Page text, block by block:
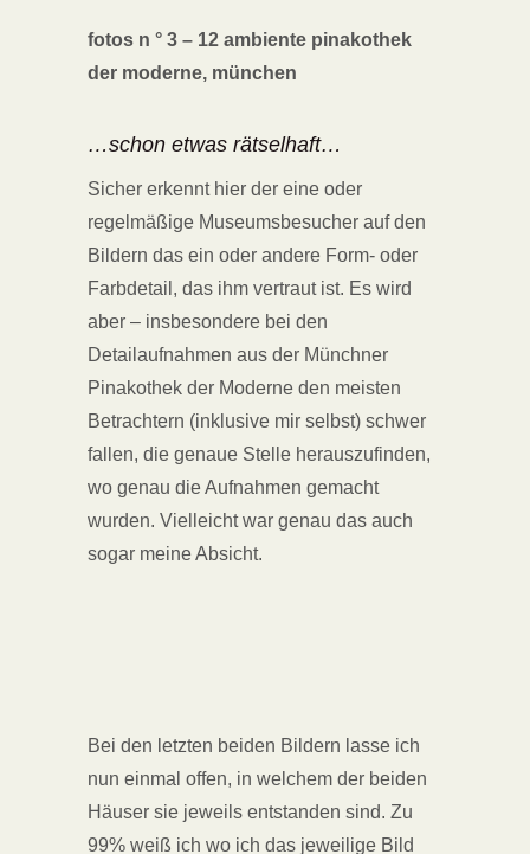
fotos n ° 3 – 12 ambiente pinakothek
der moderne, münchen
…schon etwas rätselhaft…
Sicher erkennt hier der eine oder
regelmäßige Museumsbesucher auf den
Bildern das ein oder andere Form- oder
Farbdetail, das ihm vertraut ist. Es wird
aber – insbesondere bei den
Detailaufnahmen aus der Münchner
Pinakothek der Moderne den meisten
Betrachtern (inklusive mir selbst) schwer
fallen, die genaue Stelle herauszufinden,
wo genau die Aufnahmen gemacht
wurden. Vielleicht war genau das auch
sogar meine Absicht.
Bei den letzten beiden Bildern lasse ich
nun einmal offen, in welchem der beiden
Häuser sie jeweils entstanden sind. Zu
99% weiß ich wo ich das jeweilige Bild